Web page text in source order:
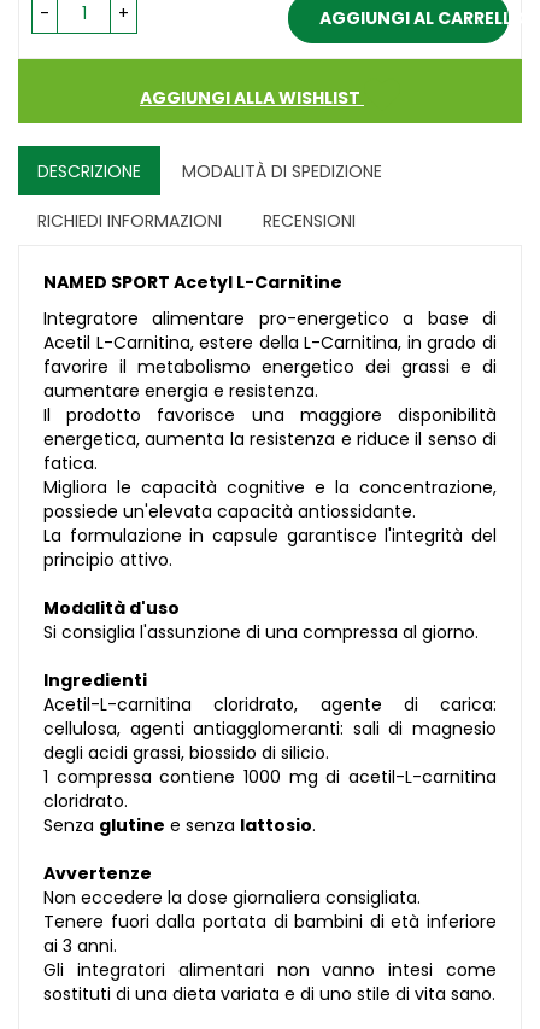
- + AGGIUNGI AL CARRELLO
AGGIUNGI ALLA WISHLIST
DESCRIZIONE MODALITÀ DI SPEDIZIONE
RICHIEDI INFORMAZIONI RECENSIONI
NAMED SPORT Acetyl L-Carnitine
Integratore alimentare pro-energetico a base di
Acetil L-Carnitina, estere della L-Carnitina, in grado di
favorire il metabolismo energetico dei grassi e di
aumentare energia e resistenza.
Il prodotto favorisce una maggiore disponibilità
energetica, aumenta la resistenza e riduce il senso di
fatica.
Migliora le capacità cognitive e la concentrazione,
possiede un'elevata capacità antiossidante.
La formulazione in capsule garantisce l'integrità del
principio attivo.
Modalità d'uso
Si consiglia l'assunzione di una compressa al giorno.
Ingredienti
Acetil-L-carnitina cloridrato, agente di carica:
cellulosa, agenti antiagglomeranti: sali di magnesio
degli acidi grassi, biossido di silicio.
1 compressa contiene 1000 mg di acetil-L-carnitina
cloridrato.
Senza glutine e senza lattosio.
Avvertenze
Non eccedere la dose giornaliera consigliata.
Tenere fuori dalla portata di bambini di età inferiore
ai 3 anni.
Gli integratori alimentari non vanno intesi come
sostituti di una dieta variata e di uno stile di vita sano.